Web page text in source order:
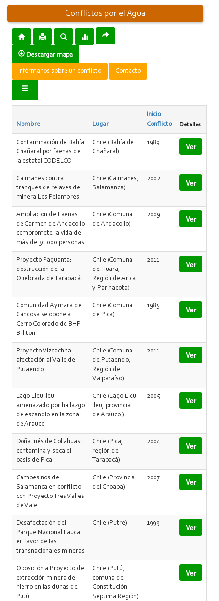
Conflictos por el Agua
Descargar mapa
Infórmanos sobre un conflicto Contacto
Nombre Lugar
Inicio
Conflicto
Detalles
Contaminación de Bahía
Chañaral por faenas de
la estatal CODELCO
Chile (Bahía de
Chañaral)
1989 Ver
Caimanes contra
tranques de relaves de
minera Los Pelambres
Chile (Caimanes,
Salamanca)
2002 Ver
Ampliacion de Faenas
de Carmen de Andacollo
compromete la vida de
más de 30.000 personas
Chile (Comuna
de Andacollo)
2009 Ver
Proyecto Paguanta:
destrucción de la
Quebrada de Tarapacá
Chile (Comuna
de Huara,
Región de Arica
y Parinacota)
2011 Ver
Comunidad Aymara de
Cancosa se opone a
Cerro Colorado de BHP
Billiton
Chile (Comuna
de Pica)
1985 Ver
Proyecto Vizcachita:
afectación al Valle de
Putaendo
Chile (Comuna
de Putaendo,
Región de
Valparaíso)
2011 Ver
Lago Lleu lleu
amenazado por hallazgo
de escandio en la zona
de Arauco
Chile (Lago Lleu
lleu, provincia
de Arauco )
2005 Ver
Doña Inés de Collahuasi
contamina y seca el
oasis de Pica
Chile (Pica,
región de
Tarapacá)
2004 Ver
Campesinos de
Salamanca en conflicto
con Proyecto Tres Valles
de Vale
Chile (Provincia
del Choapa)
2007 Ver
Desafectación del
Parque Nacional Lauca
en favor de las
transnacionales mineras
Chile (Putre) 1999 Ver
Oposición a Proyecto de
extracción minera de
hierro en las dunas de
Putú
Chile (Putú,
comuna de
Constitución.
Septima Región)
Ver